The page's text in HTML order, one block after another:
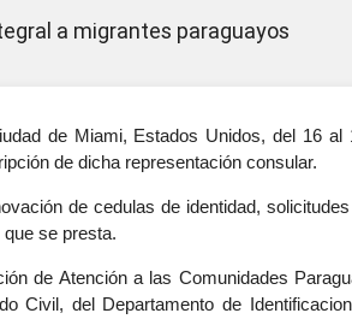
a migrantes paraguayos
de Miami, Estados Unidos, del 16
de dicha representación consular.
de cedulas de identidad,
se presta.
de Atención a las Comunidades
Civil, del Departamento de